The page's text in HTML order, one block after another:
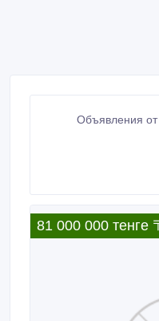
Объявления
81 000 000 тенге